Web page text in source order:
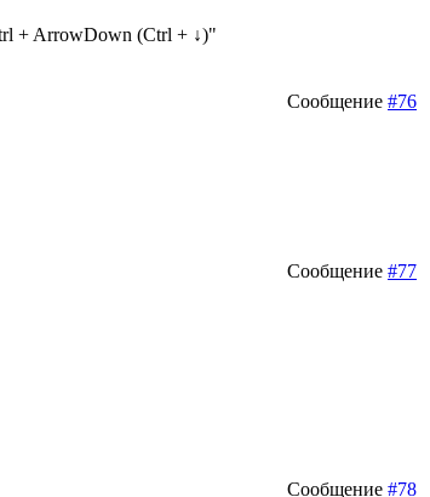
+ ArrowDown (Ctrl + ↓)"
Сообщение #76
Сообщение #77
Сообщение #78